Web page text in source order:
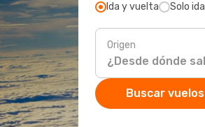
Ida y vuelta Solo ida
Origen
Buscar vuelos